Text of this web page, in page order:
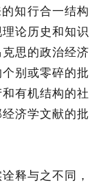
知行合一结构
论历史和知识
思的政治经济
别或零碎的批
有机结构的社
济学文献的批
释与之不同，